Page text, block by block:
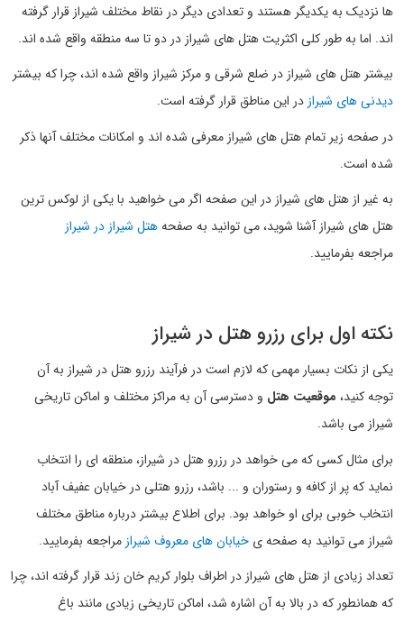
ها نزدیک به یکدیگر هستند و تعدادی دیگر در نقاط مختلف شیراز قرار گرفته
اند. اما به طور کلی اکثریت هتل های شیراز در دو تا سه منطقه واقع شده اند.
بیشتر هتل های شیراز در ضلع شرقی و مرکز شیراز واقع شده اند، چرا که بیشتر
دیدنی های شیراز در این مناطق قرار گرفته است.
در صفحه زیر تمام هتل های شیراز معرفی شده اند و امکانات مختلف آنها ذکر
شده است.
به غیر از هتل های شیراز در این صفحه اگر می خواهید با یکی از لوکس ترین
هتل های شیراز آشنا شوید، می توانید به صفحههتل شیراز در شیراز
مراجعه بفرمایید.
نکته اول برای رزرو هتل در شیراز
یکی از نکات بسیار مهمی که لازم است در فرآیند رزرو هتل در شیراز به آن
توجه کنید، موقعیت هتل و دسترسی آن به مراکز مختلف و اماکن تاریخی
شیراز می باشد.
برای مثال کسی که می خواهد در رزرو هتل در شیراز، منطقه ای را انتخاب
نماید که پر از کافه و رستوران و ... باشد، رزرو هتلی در خیابان عفیف آباد
انتخاب خوبی برای او خواهد بود. برای اطلاع بیشتر درباره مناطق مختلف
شیراز می توانید به صفحه ی خیابان های معروف شیراز مراجعه بفرمایید.
تعداد زیادی از هتل های شیراز در اطراف بلوار کریم خان زند قرار گرفته اند، چرا
که همانطور که در بالا به آن اشاره شد، اماکن تاریخی زیادی مانند باغ